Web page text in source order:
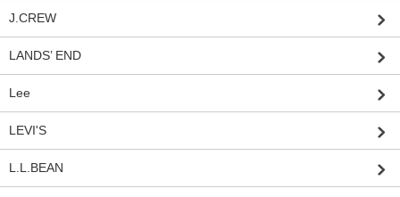
J.CREW
LANDS’ END
Lee
LEVI'S
L.L.BEAN